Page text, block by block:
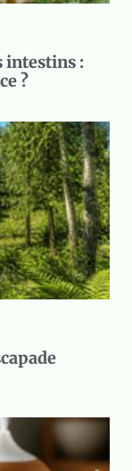
intestins :
?